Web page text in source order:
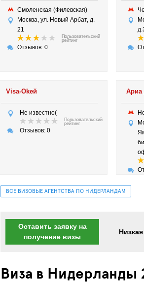
Смоленская (Филевская)
Москва, ул. Новый Арбат, д.
21
Пользовательский
рейтинг
Отзывов: 0
Visa-Okей
Не известно(
Пользовательский
рейтинг
Отзывов: 0
Ариа
ВСЕ ВИЗОВЫЕ АГЕНТСТВА ПО НИДЕРЛАНДАМ
Оставить заявку на
получение визы
Виза в Нидерланды